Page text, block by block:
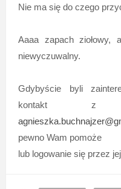
Nie ma się do czego
Aaaa zapach ziołowy,
niewyczuwalny.
Gdybyście byli
kontakt z
pewno Wam pomoże
lub logowanie się przez